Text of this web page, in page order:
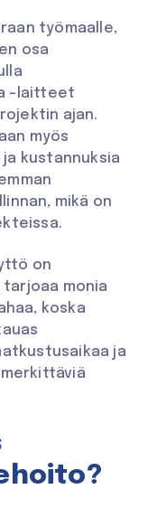
työmaalle,
osa
-laitteet
ajan.
myös
kustannuksia
mikä on
on
tarjoaa monia
koska
ja